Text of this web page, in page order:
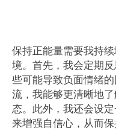
保持正能量需要我持
境。首先，我会定期
些可能导致负面情绪
流，我能够更清晰地
态。此外，我还会设
来增强自信心，从而保